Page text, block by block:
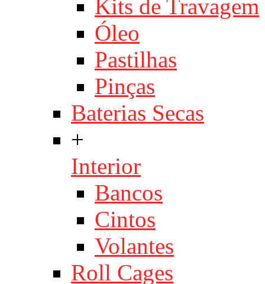
Kits de Travagem
Óleo
Pastilhas
Pinças
Baterias Secas
+
Interior
Bancos
Cintos
Volantes
Roll Cages